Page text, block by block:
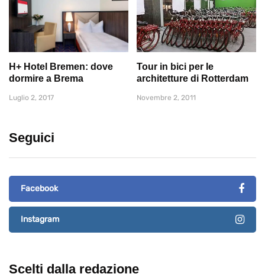
H+ Hotel Bremen: dove
dormire a Brema
Luglio 2, 2017
Tour in bici per le
architetture di Rotterdam
Novembre 2, 2011
Seguici
Facebook
Instagram
Scelti dalla redazione